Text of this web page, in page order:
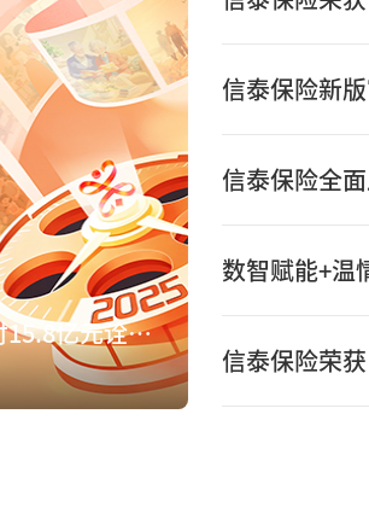
数智赋能+温情服务 信泰保险2025年赔付15.8亿元诠释保险初心
数智赋能+温
信泰保险荣